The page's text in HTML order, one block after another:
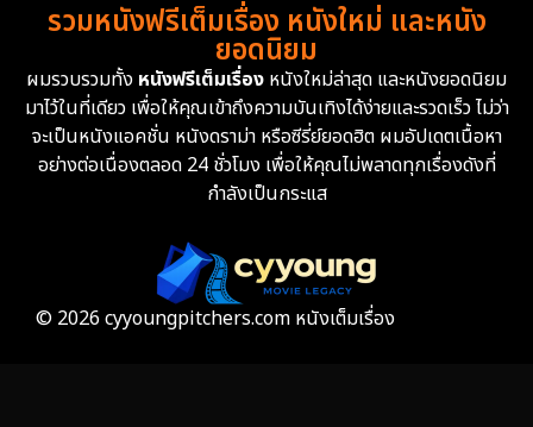
รวมหนังฟรีเต็มเรื่อง หนังใหม่ และหนัง
ยอดนิยม
ผมรวบรวมทั้ง หนังฟรีเต็มเรื่อง หนังใหม่ล่าสุด และหนังยอดนิยม
มาไว้ในที่เดียว เพื่อให้คุณเข้าถึงความบันเทิงได้ง่ายและรวดเร็ว ไม่ว่า
จะเป็นหนังแอคชั่น หนังดราม่า หรือซีรี่ย์ยอดฮิต ผมอัปเดตเนื้อหา
อย่างต่อเนื่องตลอด 24 ชั่วโมง เพื่อให้คุณไม่พลาดทุกเรื่องดังที่
กำลังเป็นกระแส
© 2026 cyyoungpitchers.com หนังเต็มเรื่อง